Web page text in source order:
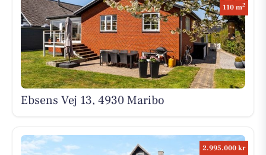
110 m2
Ebsens Vej 13, 4930 Maribo
2.995.000 kr